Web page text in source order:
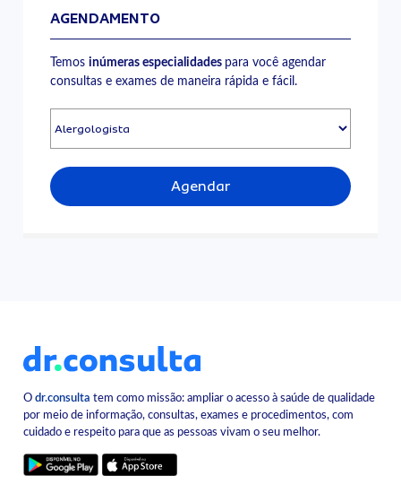
AGENDAMENTO
Temosinúmeras especialidades para você agendar
consultas e exames de maneira rápida e fácil.
Agendar
Odr.consulta tem como missão: ampliar o acesso à saúde de qualidade
por meio de informação, consultas, exames e procedimentos, com
cuidado e respeito para que as pessoas vivam o seu melhor.